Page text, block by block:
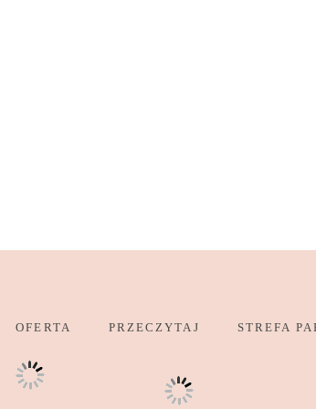
OFERTA PRZECZYTAJ STREFA